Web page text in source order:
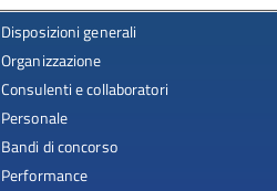
Disposizioni generali
Organizzazione
Consulenti e collaboratori
Personale
Bandi di concorso
Performance